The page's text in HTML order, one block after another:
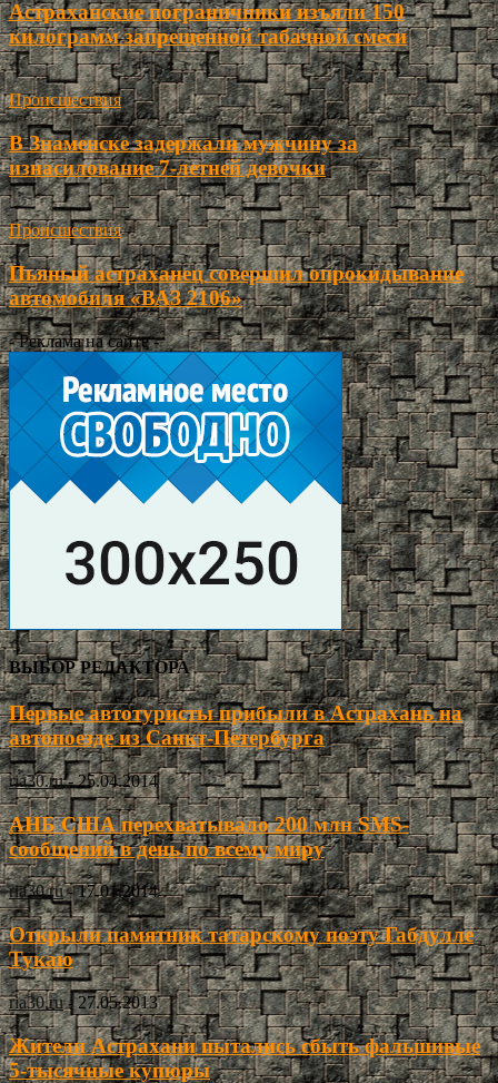
Астраханские пограничники изъяли 150
килограмм запрещенной табачной смеси
Происшествия
В Знаменске задержали мужчину за
изнасилование 7-летней девочки
Происшествия
Пьяный астраханец совершил опрокидывание
автомобиля «ВАЗ 2106»
- Реклама на сайте -
ВЫБОР РЕДАКТОРА
Первые автотуристы прибыли в Астрахань на
автопоезде из Санкт-Петербурга
ria30.ru - 25.04.2014
АНБ США перехватывало 200 млн SMS-
сообщений в день по всему миру
ria30.ru - 17.01.2014
Открыли памятник татарскому поэту Габдулле
Тукаю
ria30.ru - 27.05.2013
Жители Астрахани пытались сбыть фальшивые
5-тысячные купюры